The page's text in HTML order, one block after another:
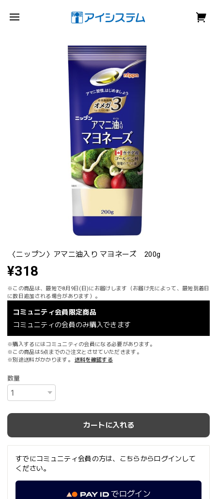
〈ニップン〉アマニ油入り マヨネーズ 200g
¥318
※この商品は、最短で8月9日(日)にお届けします（お届け先によって、最短到着日
に数日追加される場合があります）。
コミュニティ会員限定商品
コミュニティの会員のみ購入できます
※購入するにはコミュニティの会員になる必要があります。
※この商品は5点までのご注文とさせていただきます。
※別途送料がかかります。
送料を確認する
数量
カートに入れる
すでにコミュニティ会員の方は、こちらからログインして
ください。
でログイン